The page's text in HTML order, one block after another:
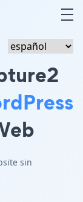
sin